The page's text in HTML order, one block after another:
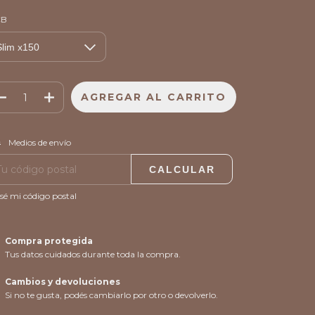
para el CP:
Medios de envío
CALCULAR
mi código postal
Compra protegida
Tus datos cuidados durante toda la compra.
Cambios y devoluciones
Si no te gusta, podés cambiarlo por otro o devolverlo.